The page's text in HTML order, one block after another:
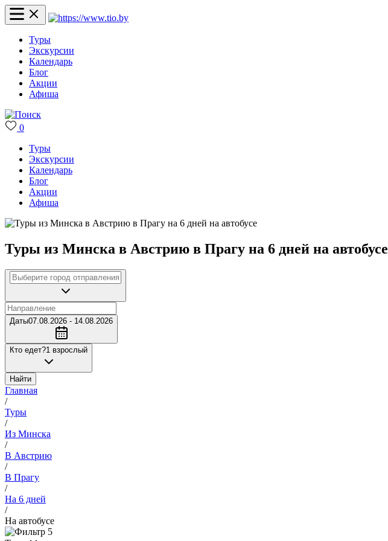
Туры
Экскурсии
Календарь
Блог
Акции
Афиша
0
Туры
Экскурсии
Календарь
Блог
Акции
Афиша
Туры из Минска в Австрию в Прагу на 6 дней на автобусе
Даты07.08.2026 - 14.08.2026
Кто едет?1 взрослый
Найти
Главная
/
Туры
/
Из Минска
/
В Австрию
/
В Прагу
/
На 6 дней
/
На автобусе
5